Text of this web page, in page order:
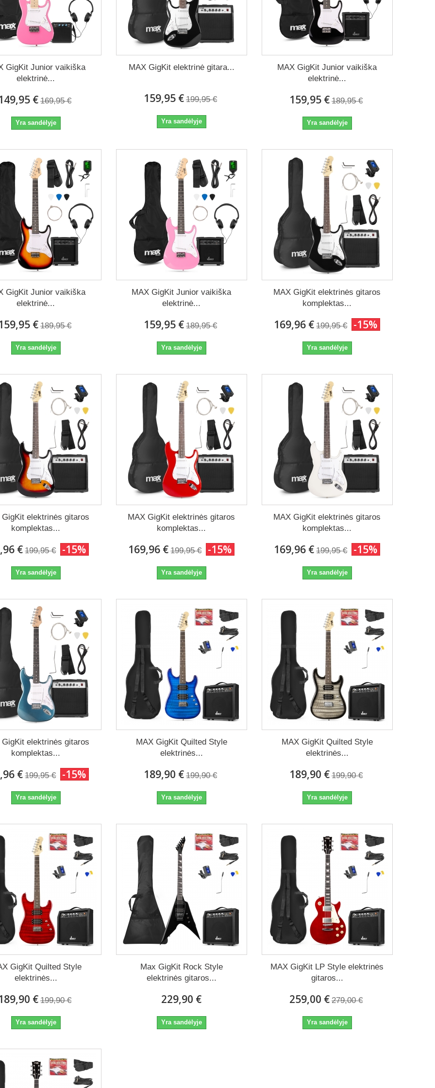
reikia stiprintuvo elektrinei gitarai?
elektrinei gitarai reikalingas stiprintuvas arba audio sąsaja, kad būtų išgautas pilnas garso potencialas. Rekomenduojame rinktis
kabelį ir tinkamai reguliuoti garsumą.
skiriasi single-coil ir humbucker pikapai?
coil suteikia švaresnį ir ryškesnį garsą, o humbucker – galingesnį, sodresnį toną su mažesniu foniniu triukšmu.
GigKit Junior vaikiška
elektrinė...
€ 169,95 €
Yra sandėlyje
MAX GigKit elektrinė gitara...
159,95 € 199,95 €
Yra sandėlyje
MAX GigKit Junior vaikiška
elektrinė...
159,95 € 189,95 €
Yra sandėlyje
GigKit Junior vaikiška
elektrinė...
€ 189,95 €
Yra sandėlyje
MAX GigKit Junior vaikiška
elektrinė...
159,95 € 189,95 €
Yra sandėlyje
MAX GigKit elektrinės gitaros
komplektas...
169,96 € 199,95 € -15%
Yra sandėlyje
GigKit elektrinės gitaros
komplektas...
€ 199,95 € -15%
Yra sandėlyje
MAX GigKit elektrinės gitaros
komplektas...
169,96 € 199,95 € -15%
Yra sandėlyje
MAX GigKit elektrinės gitaros
komplektas...
169,96 € 199,95 € -15%
Yra sandėlyje
GigKit elektrinės gitaros
komplektas...
€ 199,95 € -15%
Yra sandėlyje
MAX GigKit Quilted Style
elektrinės...
189,90 € 199,90 €
Yra sandėlyje
MAX GigKit Quilted Style
elektrinės...
189,90 € 199,90 €
Yra sandėlyje
GigKit Quilted Style
elektrinės...
€ 199,90 €
Yra sandėlyje
Max GigKit Rock Style
elektrinės gitaros...
229,90 €
Yra sandėlyje
MAX GigKit LP Style elektrinės
gitaros...
259,00 € 279,00 €
Yra sandėlyje